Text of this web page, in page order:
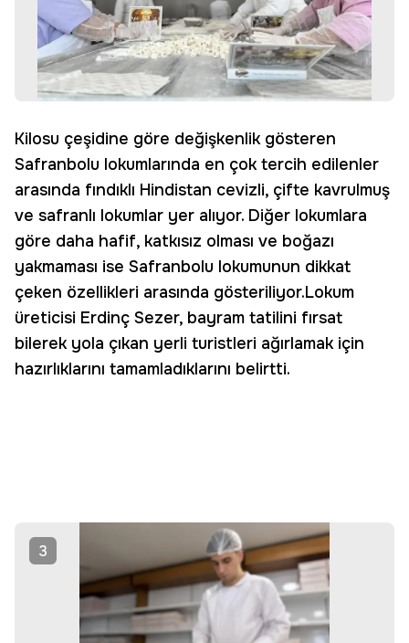
Kilosu çeşidine göre değişkenlik gösteren
Safranbolu lokumlarında en çok tercih edilenler
arasında fındıklı Hindistan cevizli, çifte kavrulmuş
ve safranlı lokumlar yer alıyor. Diğer lokumlara
göre daha hafif, katkısız olması ve boğazı
yakmaması ise Safranbolu lokumunun dikkat
çeken özellikleri arasında gösteriliyor.Lokum
üreticisi Erdinç Sezer, bayram tatilini fırsat
bilerek yola çıkan yerli turistleri ağırlamak için
hazırlıklarını tamamladıklarını belirtti.
3